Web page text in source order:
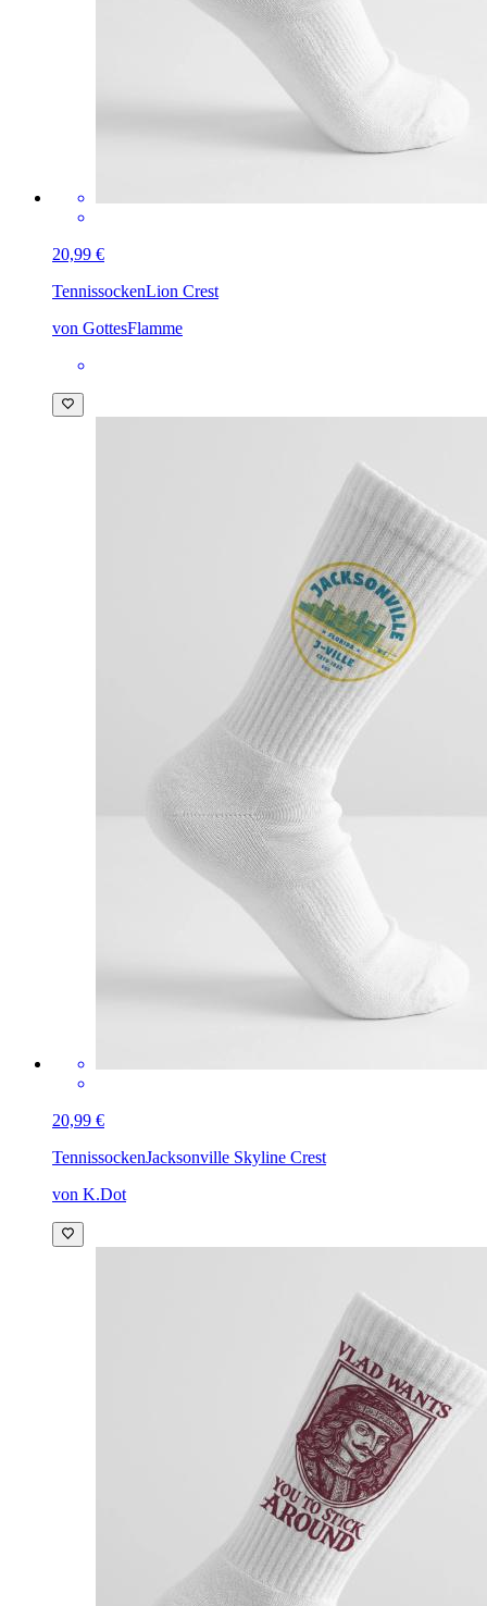
20,99 €
TennissockenLion Crest
von GottesFlamme
20,99 €
TennissockenJacksonville Skyline Crest
von K.Dot